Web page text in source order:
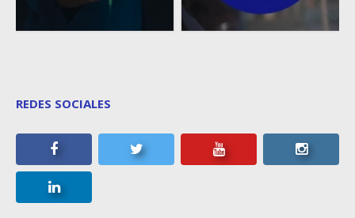
REDES SOCIALES